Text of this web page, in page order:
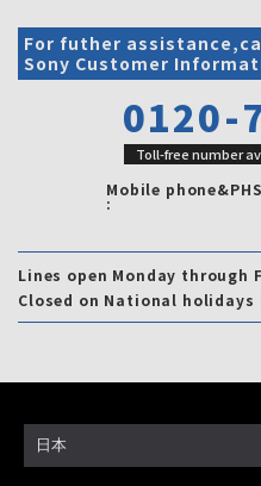
For futher
Sony Customer
0120-
Toll-free number
Mobile phone&PHS
:
Lines open Monday through
Closed on National holidays
日本